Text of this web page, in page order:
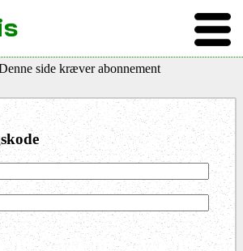
side kræver abonnement